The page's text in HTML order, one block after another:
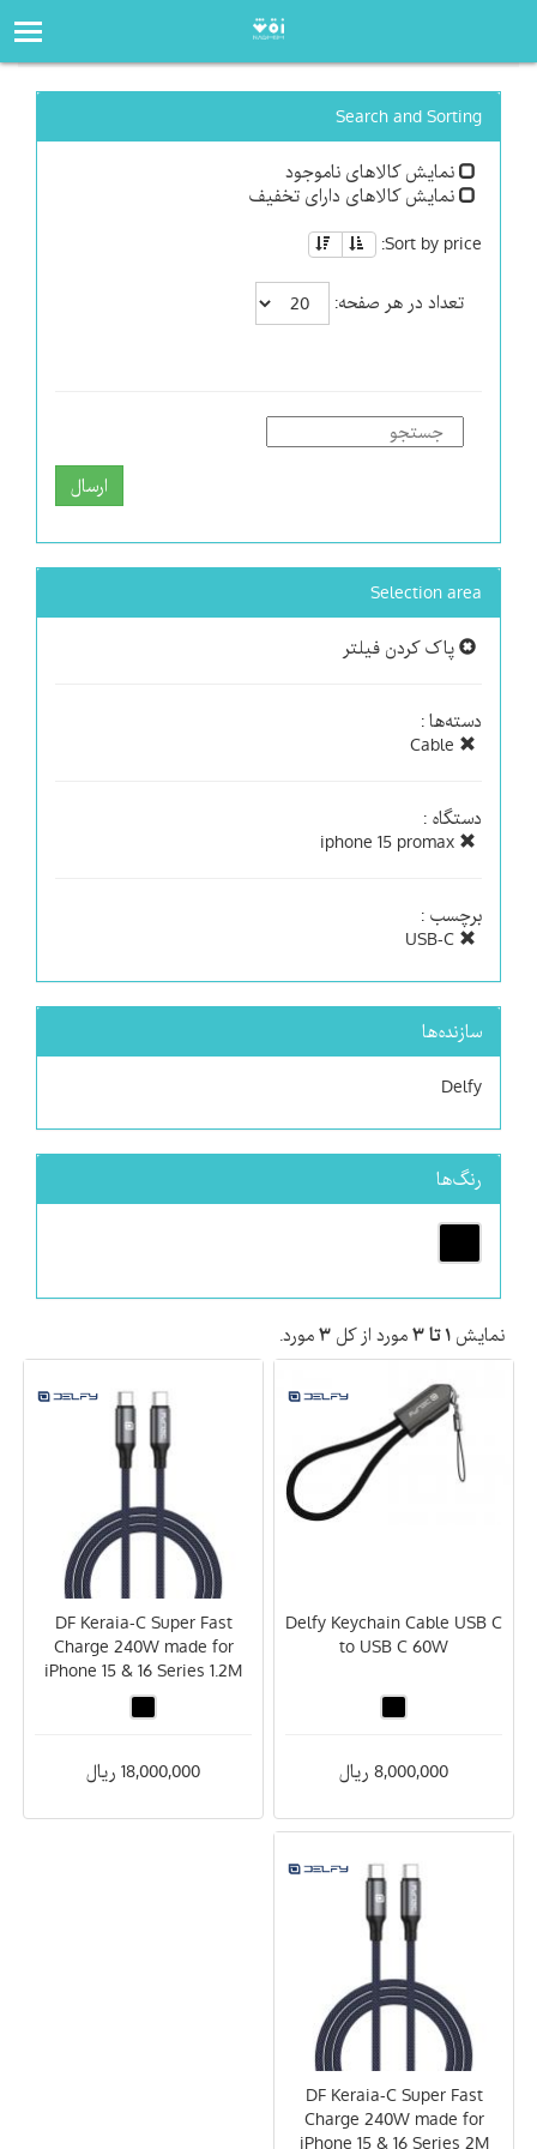
Search and Sorting
نمایش کالاهای ناموجود
نمایش کالاهای دارای تخفیف
Sort by price:
تعداد در هر صفحه:
ارسال
Selection area
پاک کردن فیلتر
دسته‌ها :
دستگاه :
برچسب :
سازنده‌ها
Delfy
رنگ‌ها
نمایش ۱ تا ۳ مورد از کل ۳ مورد.
Delfy Keychain Cable USB C
to USB C 60W
8,000,000 ریال
DF Keraia-C Super Fast
Charge 240W made for
iPhone 15 & 16 Series 1.2M
18,000,000 ریال
DF Keraia-C Super Fast
Charge 240W made for
iPhone 15 & 16 Series 2M